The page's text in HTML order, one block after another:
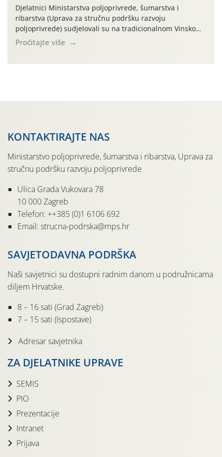
Djelatnici Ministarstva poljoprivrede, šumarstva i
ribarstva (Uprava za stručnu podršku razvoju
poljoprivrede) sudjelovali su na tradicionalnom Vinskom
forumu, održanom 24.07.2026. godine u Domu vinarske
tradicije u Putnikovićima na poluotoku Pelješcu, u
Pročitajte više
KONTAKTIRAJTE NAS
Ministarstvo poljoprivrede, šumarstva i ribarstva, Uprava za
stručnu podršku razvoju poljoprivrede
Ulica Grada Vukovara 78
10 000 Zagreb
Telefon: ++385 (0)1 6106 692
Email: strucna-podrska@mps.hr
SAVJETODAVNA PODRŠKA
Naši savjetnici su dostupni radnim danom u podružnicama
diljem Hrvatske.
8 – 16 sati (Grad Zagreb)
7 – 15 sati (Ispostave)
Adresar savjetnika
ZA DJELATNIKE UPRAVE
SEMIS
PIO
Prezentacije
Intranet
Prijava